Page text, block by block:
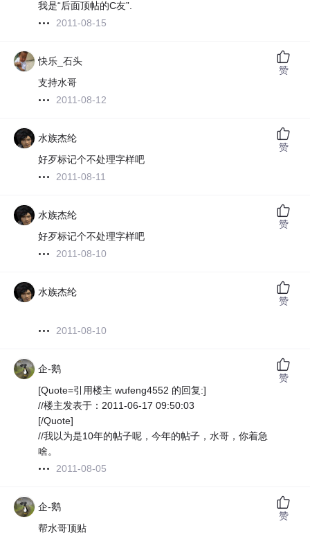
我是“后面顶帖的C友”.
2011-08-15
快乐_石头
支持水哥
2011-08-12
赞
水族杰纶
好歹标记个不处理字样吧
2011-08-11
赞
水族杰纶
好歹标记个不处理字样吧
2011-08-10
赞
水族杰纶
2011-08-10
赞
企-鹅
[Quote=引用楼主 wufeng4552 的回复:]
//楼主发表于：2011-06-17 09:50:03
[/Quote]
//我以为是10年的帖子呢，今年的帖子，水哥，你着急
啥。
2011-08-05
赞
企-鹅
帮水哥顶贴
赞